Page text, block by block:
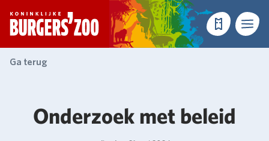
- Homepagina
TicketsMenu
Ga terug
Onderzoek met beleid